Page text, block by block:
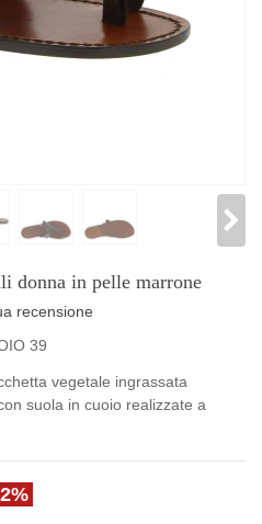
donna in pelle marrone
recensione
39
vegetale ingrassata
suola in cuoio realizzate a